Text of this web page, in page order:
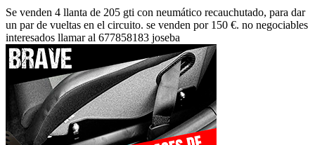
un par de vueltas en el circuito. se venden por 150 €. no negociables
interesados llamar al 677858183 joseba